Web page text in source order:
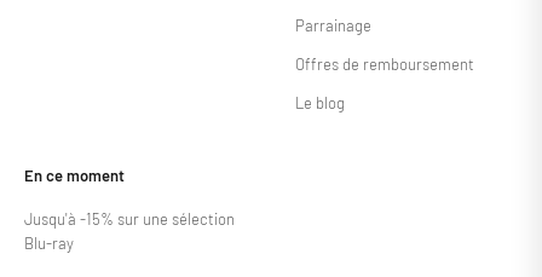
Parrainage
Offres de remboursement
Le blog
En ce moment
Jusqu'à -15% sur une sélection
Blu-ray